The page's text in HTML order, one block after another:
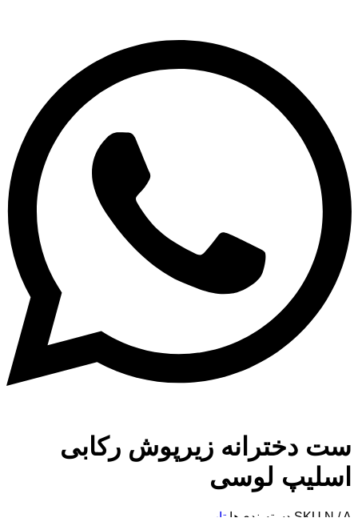
ست دخترانه زیرپوش رکابی
اسلیپ لوسی
SKUN / A دسته‌بندی‌ها تاپ و رکابی